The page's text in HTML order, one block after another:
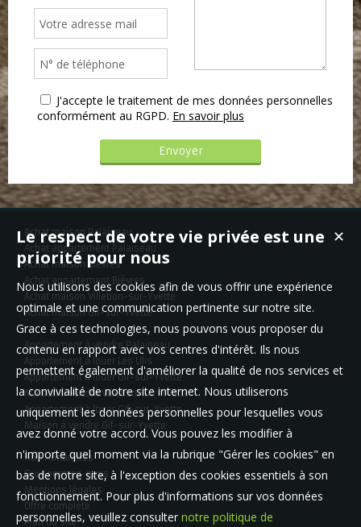
J'accepte le traitement de mes données personnelles
conformément au RGPD. En savoir plus
Achat maison Palaiseau
Achat appartement Palaiseau
Achat maison Bièvres
Achat appartement Bièvres
Achat maison Villebon-sur-Yvette
Achat maison Gif-sur-Yvette
Appartement à vendre Palaiseau
Appartement à louer Les Ulis
Appartement à louer Gif-sur-Yvette
Maison à vendre Villebon-sur-Yvette
Appartement à louer Gif-sur-Yvette
Maison à vendre Gif-sur-Yvette
Nos Honoraires
Qui sommes-nous
Mentions légales
Offre complète
Plan du site
✕
Le respect de votre vie privée est une
priorité pour nous
Nous utilisons des cookies afin de vous offrir une expérience
optimale et une communication pertinente sur notre site.
Grace à ces technologies, nous pouvons vous proposer du
contenu en rapport avec vos centres d'intérêt. Ils nous
permettent également d'améliorer la qualité de nos services et
la convivialité de notre site internet. Nous utiliserons
uniquement les données personnelles pour lesquelles vous
avez donné votre accord. Vous pouvez les modifier à
n'importe quel moment via la rubrique "Gérer les cookies" en
bas de notre site, à l'exception des cookies essentiels à son
fonctionnement. Pour plus d'informations sur vos données
personnelles, veuillez consulter notre politique de